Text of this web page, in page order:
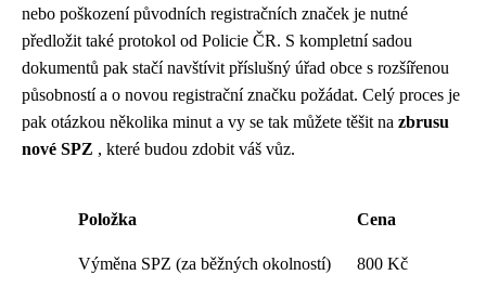
nebo poškození původních registračních značek je nutné
předložit také protokol od Policie ČR. S kompletní sadou
dokumentů pak stačí navštívit příslušný úřad obce s rozšířenou
působností a o novou registrační značku požádat. Celý proces je
pak otázkou několika minut a vy se tak můžete těšit na zbrusu
nové SPZ , které budou zdobit váš vůz.
Položka Cena
Výměna SPZ (za běžných okolností) 800 Kč